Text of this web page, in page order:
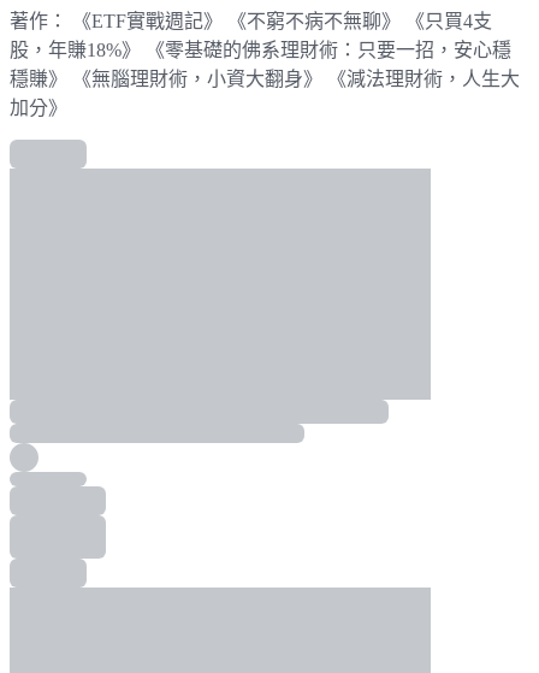
著作： 《ETF實戰週記》 《不窮不病不無聊》 《只買4支
股，年賺18%》 《零基礎的佛系理財術：只要一招，安心穩
穩賺》 《無腦理財術，小資大翻身》 《減法理財術，人生大
加分》